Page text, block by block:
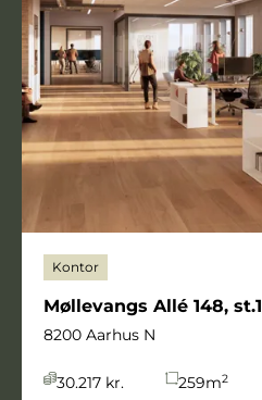
Kontor
Møllevangs Allé 148, st.1
8200 Aarhus N
30.217 kr. 259m2